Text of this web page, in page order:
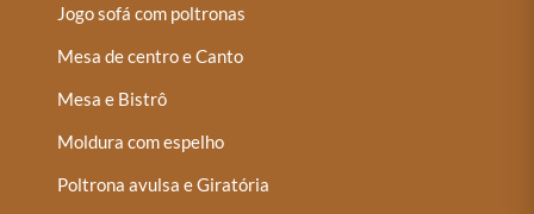
Jogo sofá com poltronas
Mesa de centro e Canto
Mesa e Bistrô
Moldura com espelho
Poltrona avulsa e Giratória